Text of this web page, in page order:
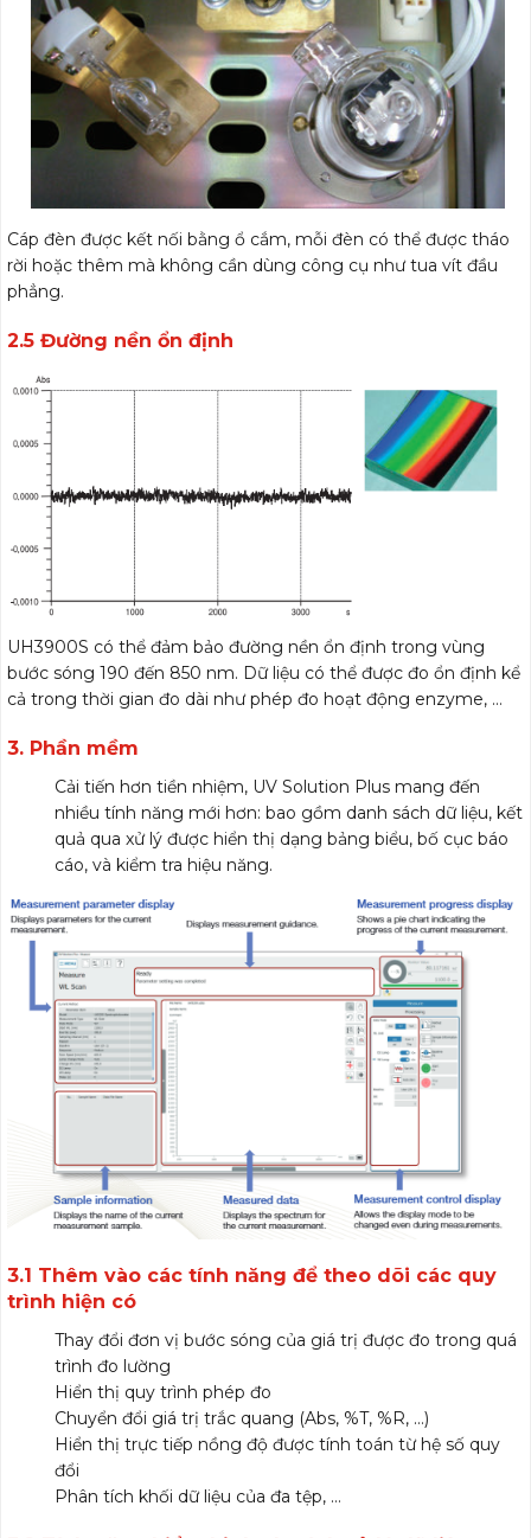
Cáp đèn được kết nối bằng ổ cắm, mỗi đèn có thể được tháo
rời hoặc thêm mà không cần dùng công cụ như tua vít đầu
phẳng.
2.5 Đường nền ổn định
UH3900S có thể đảm bảo đường nền ổn định trong vùng
bước sóng 190 đến 850 nm. Dữ liệu có thể được đo ổn định kể
cả trong thời gian đo dài như phép đo hoạt động enzyme, …
3. Phần mềm
Cải tiến hơn tiền nhiệm, UV Solution Plus mang đến
nhiều tính năng mới hơn: bao gồm danh sách dữ liệu, kết
quả qua xử lý được hiển thị dạng bảng biểu, bố cục báo
cáo, và kiểm tra hiệu năng.
3.1 Thêm vào các tính năng để theo dõi các quy
trình hiện có
Thay đổi đơn vị bước sóng của giá trị được đo trong quá
trình đo lường
Hiển thị quy trình phép đo
Chuyển đổi giá trị trắc quang (Abs, %T, %R, …)
Hiển thị trực tiếp nồng độ được tính toán từ hệ số quy
đổi
Phân tích khối dữ liệu của đa tệp, …